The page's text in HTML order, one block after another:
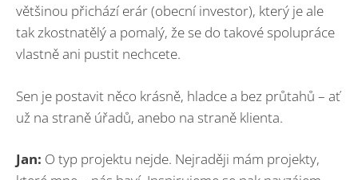
většinou přichází erár (obecní investor), který je ale
tak zkostnatělý a pomalý, že se do takové spolupráce
vlastně ani pustit nechcete.
Sen je postavit něco krásně, hladce a bez průtahů – ať
už na straně úřadů, anebo na straně klienta.
Jan: O typ projektu nejde. Nejraději mám projekty,